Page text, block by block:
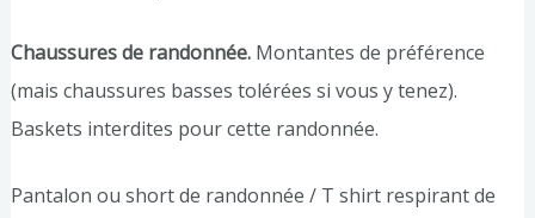
Chaussures de randonnée. Montantes de préférence
(mais chaussures basses tolérées si vous y tenez).
Baskets interdites pour cette randonnée.
Pantalon ou short de randonnée / T shirt respirant de